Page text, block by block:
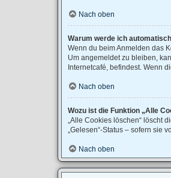
Nach oben
Warum werde ich
Wenn du beim Anmelden das
Um angemeldet zu bleiben,
Internetcafé, befindest. Wenn
Nach oben
Wozu ist die Funktion „Alle
„Alle Cookies löschen“ löscht
„Gelesen“-Status – sofern sie
Nach oben